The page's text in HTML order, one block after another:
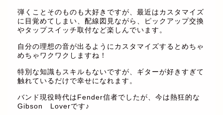
弾くことそのものも大好きですが、最近はカスタマイズ
に目覚めてしまい、配線図見ながら、ピックアップ交換
やタップスイッチ取付など楽しんでいます。
自分の理想の音が出るようにカスタマイズするとめちゃ
めちゃワクワクしますね！
特別な知識もスキルもないですが、ギターが好きすぎて
触れているだけで幸せになれます。
バンド現役時代はFender信者でしたが、今は熱狂的な
Gibson Loverです♪